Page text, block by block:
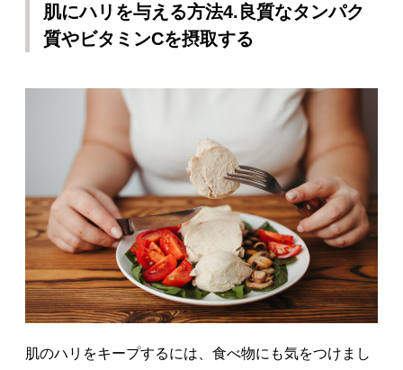
肌にハリを与える方法4.良質なタンパク
質やビタミンCを摂取する
肌のハリをキープするには、食べ物にも気をつけまし